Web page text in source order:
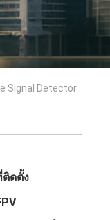
Signal Detector
ติดตั้ง